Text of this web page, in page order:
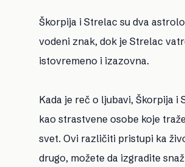
Škorpija i Strelac su dva
vodeni znak, dok je Strelac
istovremeno i izazovna.
Kada je reč o ljubavi, Škorpija
kao strastvene osobe koje
svet. Ovi različiti pristupi ka
drugo, možete da izgradite